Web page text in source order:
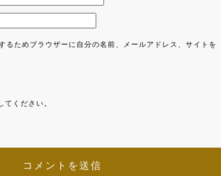
るためブラウザーに自分の名前、メールアドレス、サイトを
ください。